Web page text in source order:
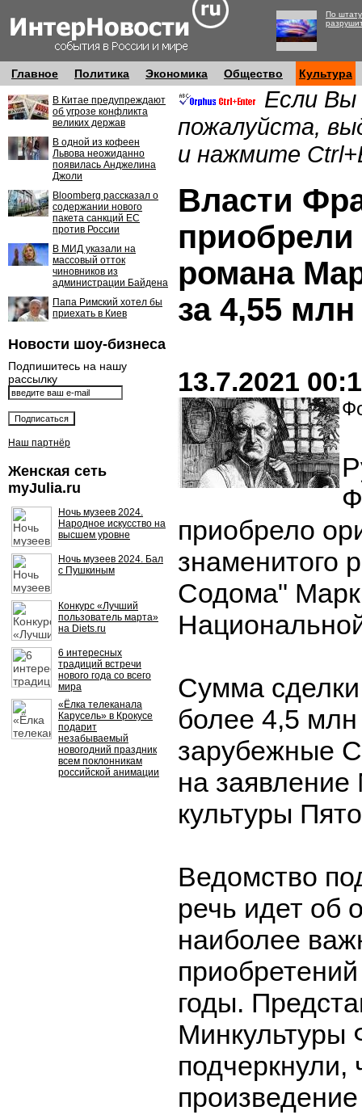
По
Главное Политика Экономика Общество Культура
В Китае предупреждают
об угрозе конфликта
великих держав
В одной из кофеен
Львова неожиданно
появилась Анджелина
Джоли
Bloomberg рассказал о
содержании нового
пакета санкций ЕС
против России
В МИД указали на
массовый отток
чиновников из
администрации Байдена
Папа Римский хотел бы
приехать в Киев
Новости шоу-бизнеса
Подпишитесь на нашу
рассылку
Наш партнёр
Женская сеть
myJulia.ru
Ночь музеев 2024.
Народное искусство на
высшем уровне
Ночь музеев 2024. Бал
с Пушкиным
Конкурс «Лучший
пользователь марта»
на Diets.ru
6 интересных
традиций встречи
нового года со всего
мира
«Ёлка телеканала
Карусель» в Крокусе
подарит
незабываемый
новогодний праздник
всем поклонникам
российской анимации
Если Вы
пожалуйста,
и нажмите
Власти
приобрели
романа
за 4,55
13.7.2021
приобрело
знаменитого
Содома"
Сумма
более 4,5
зарубежные
на заявление
культуры
Ведомство
речь идет об
наиболее
годы.
Минкультуры
подчеркнули,